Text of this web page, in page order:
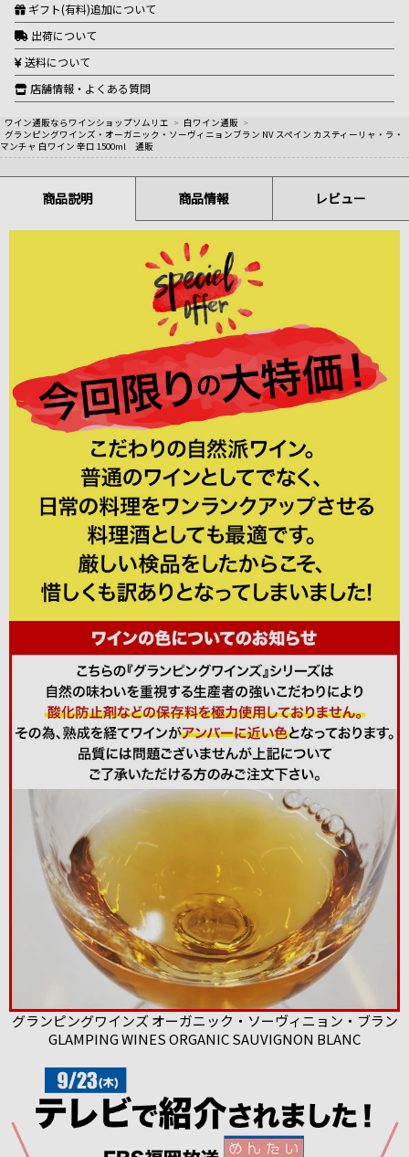
ギフト(有料)追加について
出荷について
送料について
店舗情報・よくある質問
ワイン通販ならワインショップソムリエ > 白ワイン通販 >
グランピングワインズ・オーガニック・ソーヴィニョンブラン NV スペイン カスティーリャ・ラ・
マンチャ 白ワイン 辛口 1500ml 通販
商品説明 商品情報 レビュー
グランピングワインズ オーガニック・ソーヴィニョン・ブラン
GLAMPING WINES ORGANIC SAUVIGNON BLANC